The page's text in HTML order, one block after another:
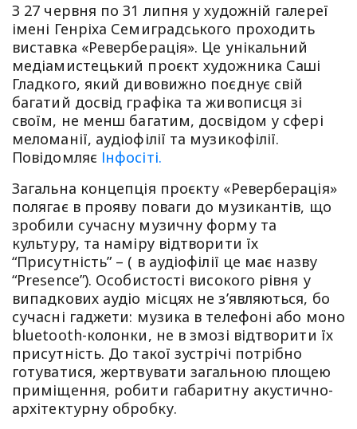
З 27 червня по 31 липня у художній галереї
імені Генріха Семиградського проходить
виставка «Реверберація». Це унікальний
медіамистецький проєкт художника Саші
Гладкого, який дивовижно поєднує свій
багатий досвід графіка та живописця зі
своїм, не менш багатим, досвідом у сфері
меломанії, аудіофілії та музикофілії.
Повідомляє Інфосіті.
Загальна концепція проєкту «Реверберація»
полягає в прояву поваги до музикантів, що
зробили сучасну музичну форму та
культуру, та наміру відтворити їх
“Присутність” – ( в аудіофілії це має назву
“Presence”). Особистості високого рівня у
випадкових аудіо місцях не з’являються, бо
сучасні гаджети: музика в телефоні або моно
bluetooth-колонки, не в змозі відтворити їх
присутність. До такої зустрічі потрібно
готуватися, жертвувати загальною площею
приміщення, робити габаритну акустично-
архітектурну обробку.